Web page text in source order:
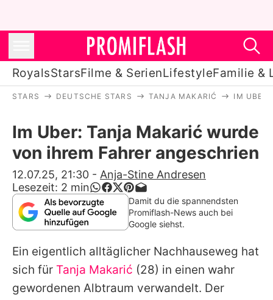
RoyalsStarsFilme & SerienLifestyleFamilie &
Stars
Filme & Serien
Lifestyle
Familie & Liebe
Alle Themen auf Promiflash
STARS DEUTSCHE STARS TANJA MAKARIĆ IM
Im Uber: Tanja Makarić wurde
von ihrem Fahrer angeschrien
12.07.25, 21:30 - Anja-Stine Andresen
Lesezeit: 2 min
Damit du die spannendsten
Promiflash-News auch bei
Google siehst.
Ein eigentlich alltäglicher Nachhauseweg hat
sich für Tanja Makarić (28) in einen wahr
gewordenen Albtraum verwandelt. Der